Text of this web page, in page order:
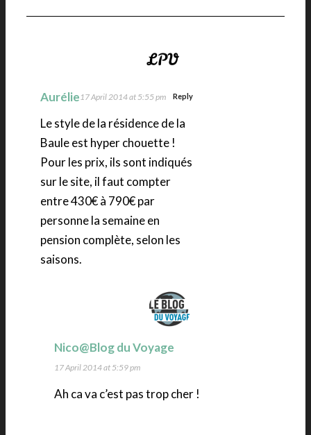
Aurélie17 April 2014 at 5:55 pm Reply
Le style de la résidence de la
Baule est hyper chouette !
Pour les prix, ils sont indiqués
sur le site, il faut compter
entre 430€ à 790€ par
personne la semaine en
pension complète, selon les
saisons.
Nico@Blog du Voyage
17 April 2014 at 5:59 pm
Ah ca va c’est pas trop cher !